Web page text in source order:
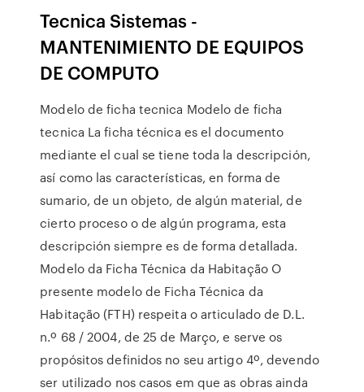
Tecnica Sistemas -
MANTENIMIENTO DE EQUIPOS
DE COMPUTO
Modelo de ficha tecnica Modelo de ficha
tecnica La ficha técnica es el documento
mediante el cual se tiene toda la descripción,
así como las características, en forma de
sumario, de un objeto, de algún material, de
cierto proceso o de algún programa, esta
descripción siempre es de forma detallada.
Modelo da Ficha Técnica da Habitação O
presente modelo de Ficha Técnica da
Habitação (FTH) respeita o articulado de D.L.
n.º 68 / 2004, de 25 de Março, e serve os
propósitos definidos no seu artigo 4º, devendo
ser utilizado nos casos em que as obras ainda